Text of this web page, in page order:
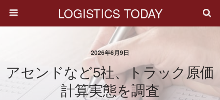
LOGISTICS TODAY
2026年6月9日
アセンドなど5社、トラック原価
計算実態を調査